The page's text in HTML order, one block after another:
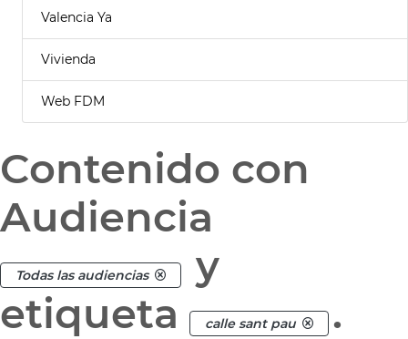
Valencia Ya
Vivienda
Web FDM
Contenido con
Audiencia
Todas las audiencias
y
etiqueta
calle sant pau .